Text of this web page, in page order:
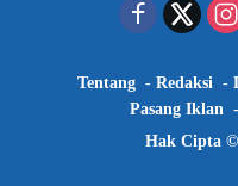
Tentang Redaksi
Pasang Iklan
Hak Cipta ©